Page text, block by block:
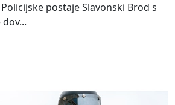
postaje Slavonski Brod s